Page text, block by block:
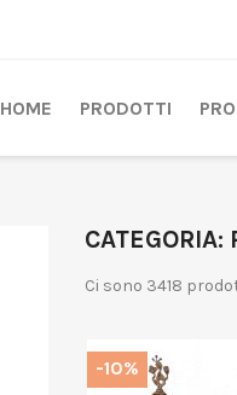
HOME PRODOTTI
CATEGORIA:
Ci sono 3418
-10%